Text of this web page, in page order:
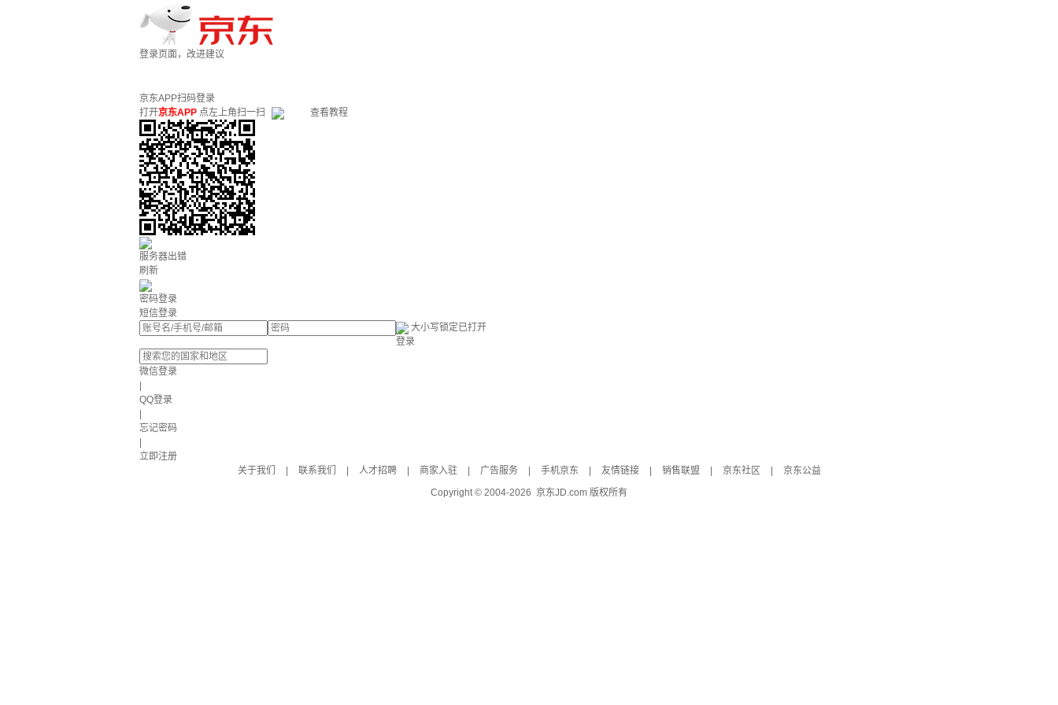
登录页面，改进建议
京东APP扫码登录
打开京东APP 点左上角扫一扫 查看教程
服务器出错
刷新
密码登录
短信登录
大小写锁定已打开
登录
微信登录
QQ登录
忘记密码
立即注册
关于我们
联系我们 人才招聘 商家入驻 广告服务 手机京东 友情链接 销售联盟 京东社区
京东公益
Copyright © 2004-2026 京东JD.com 版权所有